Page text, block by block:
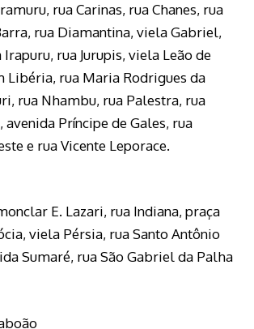
rua Carinas, rua Chanes, rua
rua Diamantina, viela Gabriel,
rua Jurupis, viela Leão de
Libéria, rua Maria Rodrigues da
rua Nhambu, rua Palestra, rua
avenida Príncipe de Gales, rua
e rua Vicente Leporace.
E. Lazari, rua Indiana, praça
viela Pérsia, rua Santo Antônio
Sumaré, rua São Gabriel da Palha